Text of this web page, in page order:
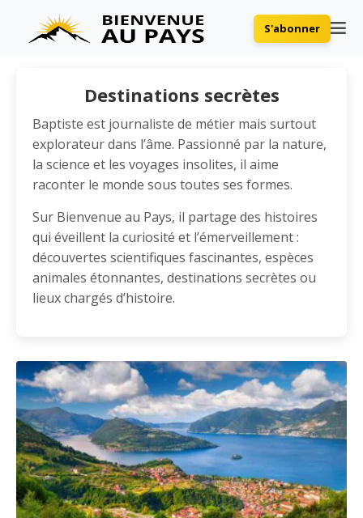
S'abonner
Destinations secrètes
Baptiste est journaliste de métier mais surtout
explorateur dans l’âme. Passionné par la nature,
la science et les voyages insolites, il aime
raconter le monde sous toutes ses formes.
Sur Bienvenue au Pays, il partage des histoires
qui éveillent la curiosité et l’émerveillement :
découvertes scientifiques fascinantes, espèces
animales étonnantes, destinations secrètes ou
lieux chargés d’histoire.